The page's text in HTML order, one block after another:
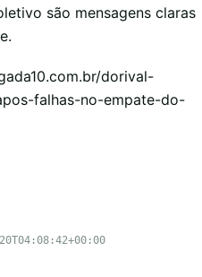
são mensagens claras
dorival-
falhas-no-empate-do-